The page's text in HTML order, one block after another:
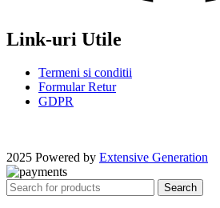
Link-uri Utile
Termeni si conditii
Formular Retur
GDPR
2025 Powered by Extensive Generation
Search